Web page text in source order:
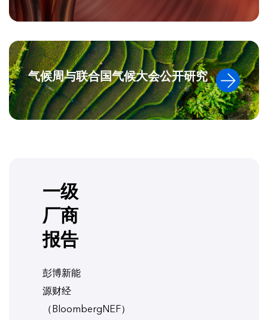
气候周与联合国气候大会公开研究
一级
厂商
报告
彭博新能
源财经
（BloombergNEF）